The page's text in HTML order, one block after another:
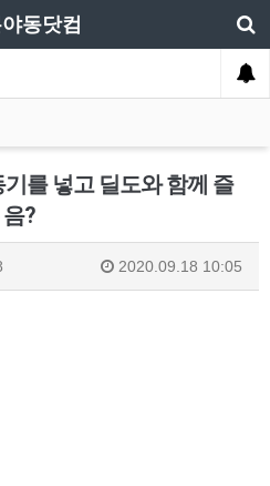
동닷컴
를 넣고 딜도와 함께 즐
?
2020.09.18 10:05